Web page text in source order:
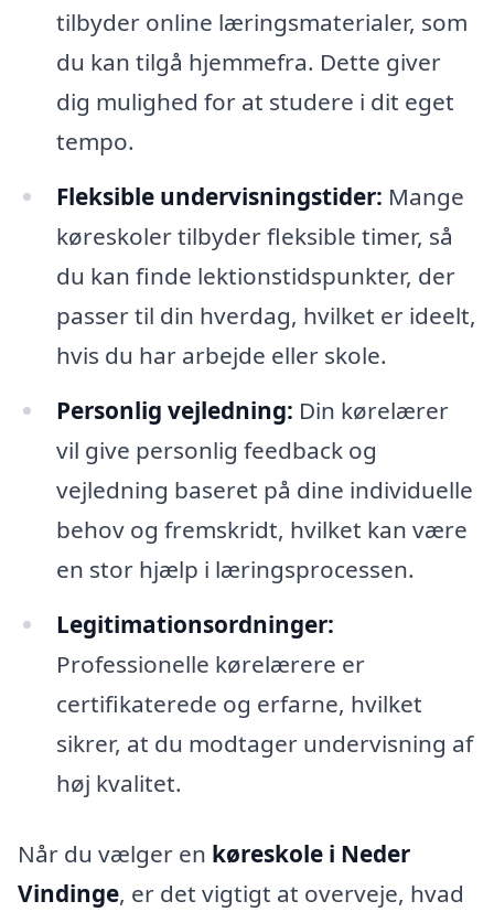
tilbyder online læringsmaterialer, som
du kan tilgå hjemmefra. Dette giver
dig mulighed for at studere i dit eget
tempo.
Fleksible undervisningstider: Mange
køreskoler tilbyder fleksible timer, så
du kan finde lektionstidspunkter, der
passer til din hverdag, hvilket er ideelt,
hvis du har arbejde eller skole.
Personlig vejledning: Din kørelærer
vil give personlig feedback og
vejledning baseret på dine individuelle
behov og fremskridt, hvilket kan være
en stor hjælp i læringsprocessen.
Legitimationsordninger:
Professionelle kørelærere er
certifikaterede og erfarne, hvilket
sikrer, at du modtager undervisning af
høj kvalitet.
Når du vælger en køreskole i Neder
Vindinge, er det vigtigt at overveje, hvad